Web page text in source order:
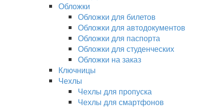
Обложки
Обложки для билетов
Обложки для автодокументов
Обложки для паспорта
Обложки для студенческих
Обложки на заказ
Ключницы
Чехлы
Чехлы для пропуска
Чехлы для смартфонов